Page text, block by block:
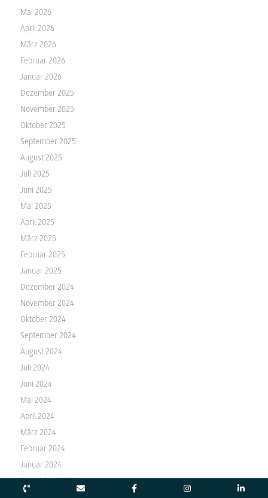
Mai 2026
April 2026
März 2026
Februar 2026
Januar 2026
Dezember 2025
November 2025
Oktober 2025
September 2025
August 2025
Juli 2025
Juni 2025
Mai 2025
April 2025
März 2025
Februar 2025
Januar 2025
Dezember 2024
November 2024
Oktober 2024
September 2024
August 2024
Juli 2024
Juni 2024
Mai 2024
April 2024
März 2024
Februar 2024
Januar 2024
Dezember 2023